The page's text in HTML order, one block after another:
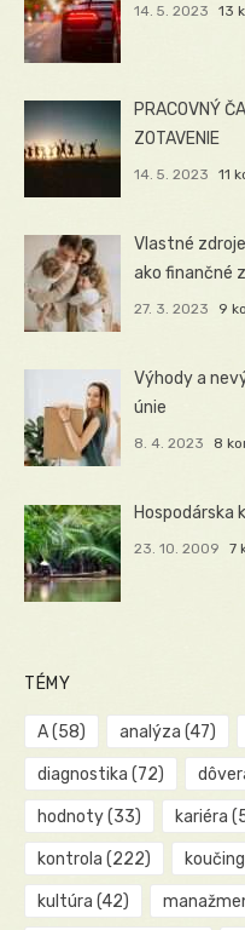
14. 5. 2023 13
PRACOVNÝ
ZOTAVENIE
14. 5. 2023 11
Vlastné
ako finančné
27. 3. 2023 9
Výhody a
únie
8. 4. 2023 8
Hospodárska
23. 10. 2009 7
TÉMY
A(58) analýza (47)
diagnostika (72)
hodnoty(33) kariéra
kontrola (222) koučing
kultúra (42)